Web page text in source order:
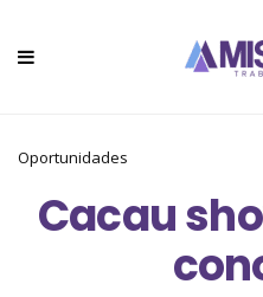
Oportunidades
Cacau